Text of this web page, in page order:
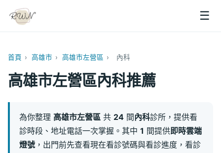
☰
首頁 › 高雄市 › 高雄市左營區 › 內科
高雄市左營區內科推薦
為你整理 高雄市左營區 共 24 間內科診所，提供看
診時段、地址電話一次掌握。其中1 間提供即時雲端
燈號 ，出門前先查看現在看診號碼與看診進度，看診